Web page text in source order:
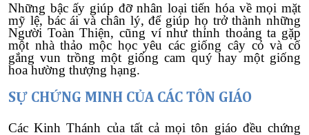
Những bậc ấy giúp đỡ nhân loại tiến hóa về mọi mặt
mỹ lệ, bác ái và chân lý, để giúp họ trở thành những
Người Toàn Thiện, cũng ví như thỉnh thoảng ta gặp
một nhà thảo mộc học yêu các giống cây cỏ và cố
gắng vun trồng một giống cam quý hay một giống
hoa hường thượng hạng.
SỰ CHỨNG MINH CỦA CÁC TÔN GIÁO
Các Kinh Thánh của tất cả mọi tôn giáo đều chứng